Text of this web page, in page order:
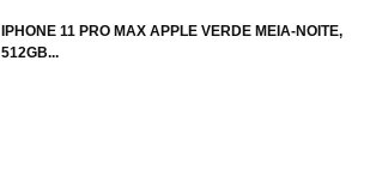
IPHONE 11 PRO MAX APPLE VERDE MEIA-NOITE,
512GB...